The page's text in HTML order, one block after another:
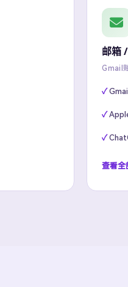
邮箱
Gmail
查看全